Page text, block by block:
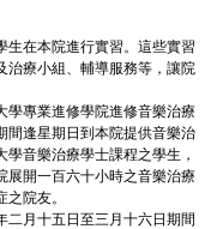
生在本院進行實習。這些實習
治療小組、輔導服務等，讓院
學專業進修學院進修音樂治療
間逢星期日到本院提供音樂治
音樂治療學士課程之學生，
展開一百六十小時之音樂治療
院友。
二月十五日至三月十六日期間